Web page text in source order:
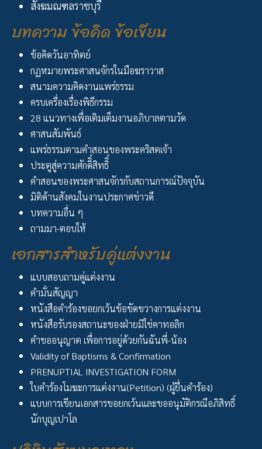
สังฆมณฑลราชบุรี
บทความ ข้อคิด ข้อเขียน
ข้อคิดวันอาทิตย์
กฏหมายพระศาสนจักรในมือฆราวาส
สนามความคิดงานแพร่ธรรม
ครบเครื่องเรื่องพิธีกรรม
28 แนวทางเพื่อเติมเต็มงานอภิบาลตามวัด
ศาสนสัมพันธ์
แพร่ธรรมตามคำสอนของพระคริสตเจ้า
ประตูสู่ความศักดิิ์สิทธิิ์
คำสอนของพระศาสนจักรกับสถานการณ์ปัจจุบัน
มิติด้านสังคมในงานประกาศข่าวดี
บทความอื่น ๆ
ถามมา-ตอบให้
เอกสารสำหรับคู่แต่งงาน
แบบสอบถามคู่แต่งงาน
คำมั่นสัญญา
หนังสือคำร้องขอยกเว้นข้อขัดขวางการแต่งงาน
หนังสือรับรองสถานะของฝ่ายมิใช่คาทอลิก
คำขออนุญาต เพื่อการอยู่ด้วยกันฉันพี่-น้อง
Validity of Baptisms & Confirmation
PRENUPTIAL INVESTIGATION FORM
ใบคำร้องโมฆะการแต่งงาน(Petition) (ผู้ยื่นคำร้อง)
แบบการเขียนเอกสารขอยกเว้นและขออนุมัติกรณีอภิสิทธิ์
นักบุญเปาโล